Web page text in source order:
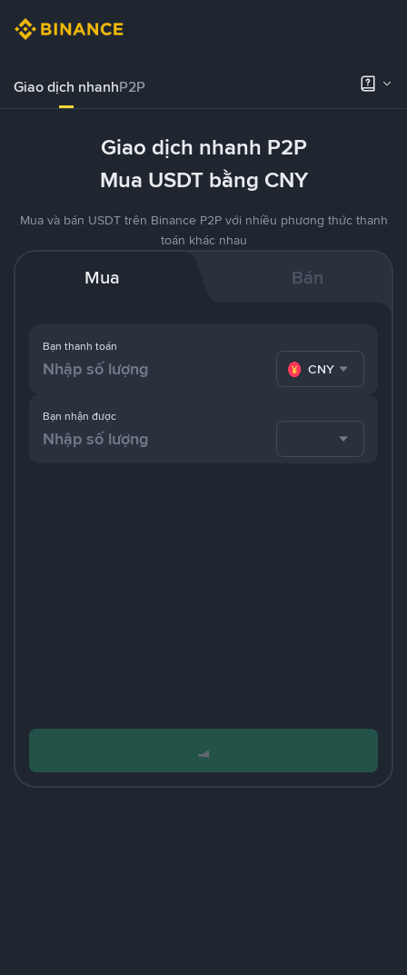
Giao dịch nhanhP2P
Giao dịch nhanh P2P
Mua USDT bằng CNY
Mua và bán USDT trên Binance P2P với nhiều phương thức thanh
toán khác nhau
Mua Bán
Bạn thanh toán
CNY
Bạn nhận được